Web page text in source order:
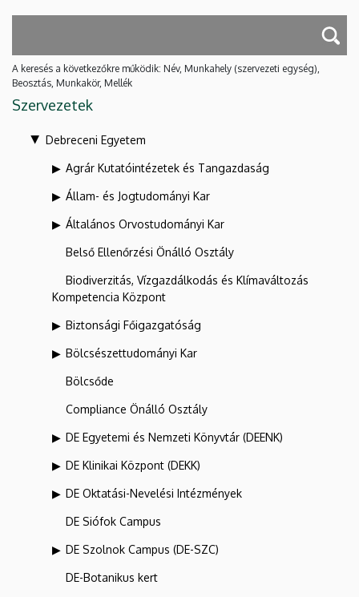
A keresés a következőkre működik: Név, Munkahely (szervezeti egység),
Beosztás, Munkakör, Mellék
Szervezetek
Debreceni Egyetem
Agrár Kutatóintézetek és Tangazdaság
Állam- és Jogtudományi Kar
Általános Orvostudományi Kar
Belső Ellenőrzési Önálló Osztály
Biodiverzitás, Vízgazdálkodás és Klímaváltozás
Kompetencia Központ
Biztonsági Főigazgatóság
Bölcsészettudományi Kar
Bölcsőde
Compliance Önálló Osztály
DE Egyetemi és Nemzeti Könyvtár (DEENK)
DE Klinikai Központ (DEKK)
DE Oktatási-Nevelési Intézmények
DE Siófok Campus
DE Szolnok Campus (DE-SZC)
DE-Botanikus kert